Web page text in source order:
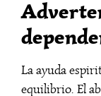
La ayuda
equilibrio. El